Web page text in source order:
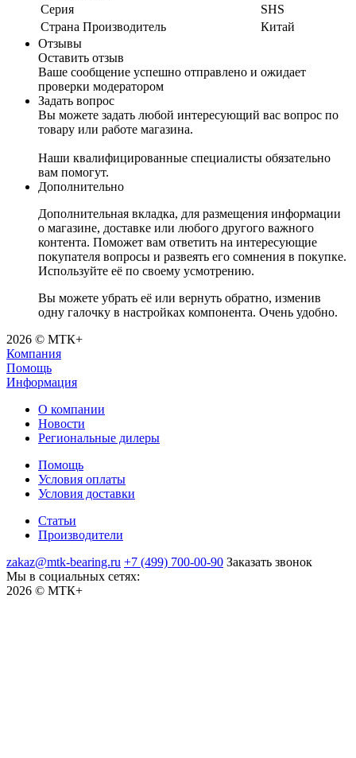
Серия
SHS
Страна Производитель
Китай
Отзывы
Оставить отзыв
Ваше сообщение успешно отправлено и ожидает
проверки модератором
Задать вопрос
Вы можете задать любой интересующий вас вопрос по
товару или работе магазина.
Наши квалифицированные специалисты обязательно
вам помогут.
Дополнительно
Дополнительная вкладка, для размещения информации
о магазине, доставке или любого другого важного
контента. Поможет вам ответить на интересующие
покупателя вопросы и развеять его сомнения в покупке.
Используйте её по своему усмотрению.
Вы можете убрать её или вернуть обратно, изменив
одну галочку в настройках компонента. Очень удобно.
2026 © МТК+
Компания
Помощь
Информация
О компании
Новости
Региональные дилеры
Помощь
Условия оплаты
Условия доставки
Статьи
Производители
zakaz@mtk-bearing.ru +7 (499) 700-00-90 Заказать звонок
Мы в социальных сетях:
2026 © МТК+